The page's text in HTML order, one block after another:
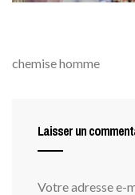
chemise homme
Laisser un
Votre adresse e-